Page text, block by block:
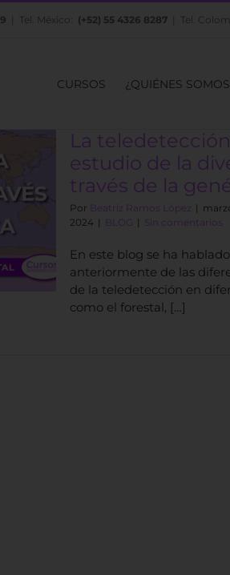
| Tel. México: (+52) 55 4326 8287 | Tel.
CURSOS ¿QUIÉNES
La
estudio de la
través de la
Por Beatriz Ramos López |
2024 | BLOG | Sin comentarios
En este blog se ha
anteriormente de las
de la teledetección en
como el forestal, […]